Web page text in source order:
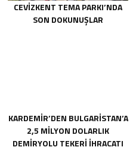
CEVİZKENT TEMA PARKI’NDA
SON DOKUNUŞLAR
KARDEMİR’DEN BULGARİSTAN’A
2,5 MİLYON DOLARLIK
DEMİRYOLU TEKERİ İHRACATI